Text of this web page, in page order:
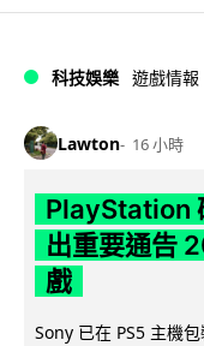
科技娛樂 遊戲情報
Lawton 16 小時
PlayStation
出重要通告
戲
Sony 已在 PS5 主機